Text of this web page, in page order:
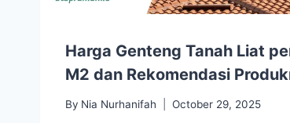
Harga Genteng Tanah Liat
M2 dan Rekomendasi
By Nia Nurhanifah October 29, 2025